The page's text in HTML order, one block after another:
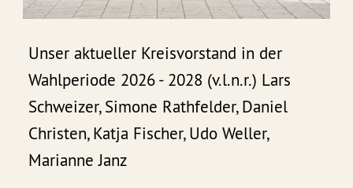
Unser aktueller Kreisvorstand in der
Wahlperiode 2026 - 2028 (v.l.n.r.) Lars
Schweizer, Simone Rathfelder, Daniel
Christen, Katja Fischer, Udo Weller,
Marianne Janz